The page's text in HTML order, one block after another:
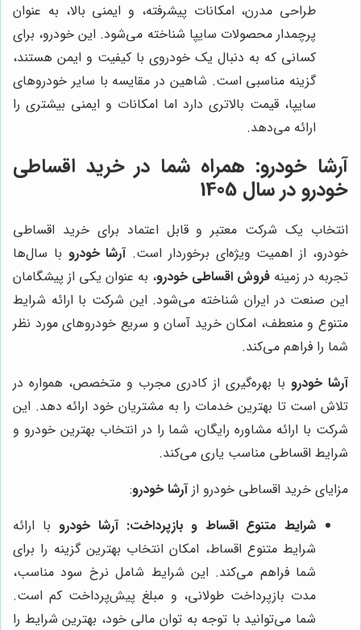
طراحی مدرن، امکانات پیشرفته، و ایمنی بالا، به عنوان
پرچمدار محصولات سایپا شناخته می‌شود. این خودرو، برای
کسانی که به دنبال یک خودروی با کیفیت و ایمن هستند،
گزینه مناسبی است. شاهین در مقایسه با سایر خودروهای
سایپا، قیمت بالاتری دارد اما امکانات و ایمنی بیشتری را
ارائه می‌دهد.
آرشا خودرو: همراه شما در خرید اقساطی
خودرو در سال 1405
انتخاب یک شرکت معتبر و قابل اعتماد برای خرید اقساطی
خودرو، از اهمیت ویژه‌ای برخوردار است.آرشا خودرو با سال‌ها
تجربه در زمینه فروش اقساطی خودرو، به عنوان یکی از پیشگامان
این صنعت در ایران شناخته می‌شود. این شرکت با ارائه شرایط
متنوع و منعطف، امکان خرید آسان و سریع خودروهای مورد نظر
شما را فراهم می‌کند.
آرشا خودرو با بهره‌گیری از کادری مجرب و متخصص، همواره در
تلاش است تا بهترین خدمات را به مشتریان خود ارائه دهد. این
شرکت با ارائه مشاوره رایگان، شما را در انتخاب بهترین خودرو و
شرایط اقساطی مناسب یاری می‌کند.
مزایای خرید اقساطی خودرو ازآرشا خودرو:
شرایط متنوع اقساط و بازپرداخت: آرشا خودرو با ارائه
شرایط متنوع اقساط، امکان انتخاب بهترین گزینه را برای
شما فراهم می‌کند. این شرایط شامل نرخ سود مناسب،
مدت بازپرداخت طولانی، و مبلغ پیش‌پرداخت کم است.
شما می‌توانید با توجه به توان مالی خود، بهترین شرایط را